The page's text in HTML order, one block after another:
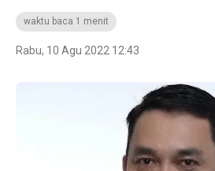
waktu baca 1 menit
Rabu, 10 Agu 2022 12:43